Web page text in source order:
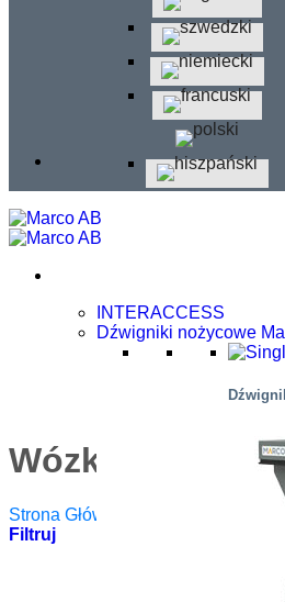
INTERACCESS
Dźwigniki nożycowe
Wózki
Strona Główna Podnośniki
Filtruj